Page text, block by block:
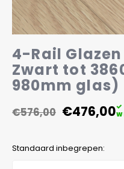
4-Rail
Zwart tot
980mm glas)
€576,00 €476,00
Standaard inbegrepen: